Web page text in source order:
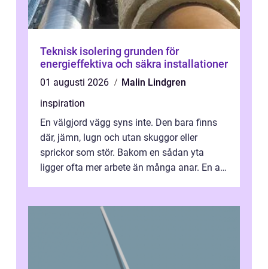
Teknisk isolering grunden för
energieffektiva och säkra installationer
01 augusti 2026
Malin Lindgren
inspiration
En välgjord vägg syns inte. Den bara finns
där, jämn, lugn och utan skuggor eller
sprickor som stör. Bakom en sådan yta
ligger ofta mer arbete än många anar. En av